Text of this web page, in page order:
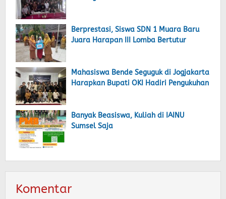
Berprestasi, Siswa SDN 1 Muara Baru
Juara Harapan III Lomba Bertutur
Mahasiswa Bende Seguguk di Jogjakarta
Harapkan Bupati OKI Hadiri Pengukuhan
Banyak Beasiswa, Kuliah di IAINU
Sumsel Saja
Komentar